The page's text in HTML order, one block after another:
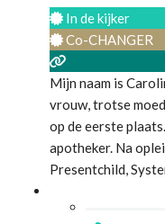
In de kijker
Co-CHANGER
Mijn naam is
vrouw, trotse
op de eerste
apotheker. Na
Presentchild,